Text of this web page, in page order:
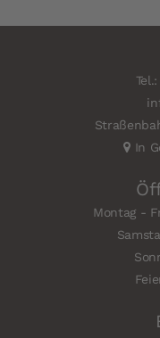
In
Montag -